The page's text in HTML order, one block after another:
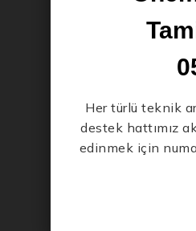
Her türlü teknik
destek hattımız
edinmek için